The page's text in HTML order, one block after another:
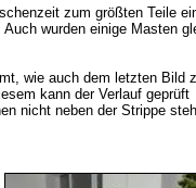
zum größten Teile
wurden einige Masten
wie auch dem letzten Bild
kann der Verlauf geprüft
nicht neben der Strippe